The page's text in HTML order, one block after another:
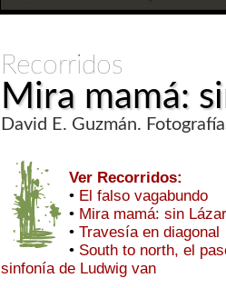
Recorridos
Mira mamá:
David E. Guzmán.
Ver Recorridos:
• El falso vagabundo
• Mira mamá: sin
• Travesía en diagonal
• South to north, el
sinfonía de Ludwig van